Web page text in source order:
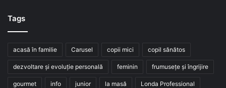
Tags
acasă în familie Carusel copii mici copil sănătos
dezvoltare și evoluție personală feminin frumusețe și îngrijire
gourmet info junior la masă Londa Professional